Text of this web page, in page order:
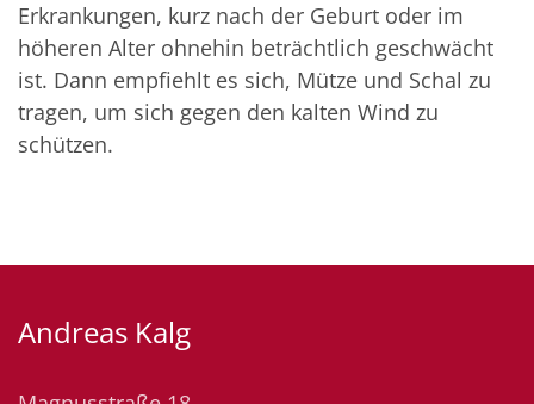
Erkrankungen, kurz nach der Geburt oder im
höheren Alter ohnehin beträchtlich geschwächt
ist. Dann empfiehlt es sich, Mütze und Schal zu
tragen, um sich gegen den kalten Wind zu
schützen.
Andreas Kalg